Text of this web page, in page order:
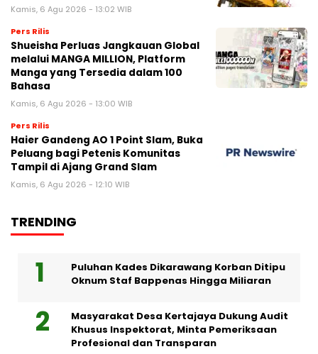
Kamis, 6 Agu 2026 - 13:02 WIB
Pers Rilis
Shueisha Perluas Jangkauan Global
melalui MANGA MILLION, Platform
Manga yang Tersedia dalam 100
Bahasa
Kamis, 6 Agu 2026 - 13:00 WIB
Pers Rilis
Haier Gandeng AO 1 Point Slam, Buka
Peluang bagi Petenis Komunitas
Tampil di Ajang Grand Slam
Kamis, 6 Agu 2026 - 12:10 WIB
TRENDING
Puluhan Kades Dikarawang Korban Ditipu
Oknum Staf Bappenas Hingga Miliaran
Masyarakat Desa Kertajaya Dukung Audit
Khusus Inspektorat, Minta Pemeriksaan
Profesional dan Transparan